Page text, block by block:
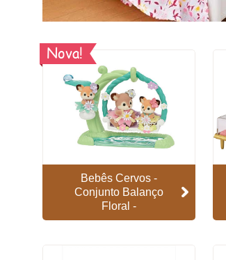
Nova!
Bebês Cervos -
Conjunto Balanço
Floral -